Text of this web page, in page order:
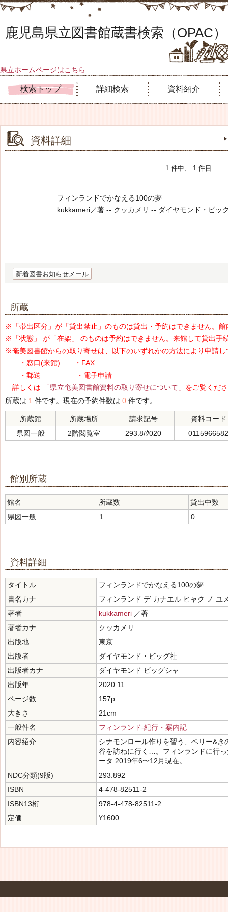
鹿児島県立図書館蔵書検索（OPAC）
県立ホームページはこちら
検索トップ 詳細検索 資料紹介
資料詳細
1 件中、 1 件目
フィンランドでかなえる100の夢
kukkameri／著 -- クッカメリ -- ダイヤモンド・ビッ
新着図書お知らせメール
所蔵
※「帯出区分」が「貸出禁止」のものは貸出・予約はできません。
※「状態」 が「在架」 のものは予約はできません。来館して貸出手
※奄美図書館からの取り寄せは、以下のいずれかの方法により申請し
・窓口(来館) ・FAX
・郵送 ・電子申請
詳しくは
「県立奄美図書館資料の取り寄せについて」 をご覧くだ
所蔵は 1 件です。現在の予約件数は 0 件です。
所蔵館 所蔵場所 請求記号
資料コード
県図一般
2階閲覧室 293.8/ｸ020 0115966582
館別所蔵
館名 所蔵数
貸出中数
県図一般
1 0
資料詳細
タイトル
フィンランドでかなえる100の夢
書名カナ
フィンランド デ カナエル ヒャク ノ ユ
著者
kukkameri ／著
著者カナ
クッカメリ
出版地
東京
出版者
ダイヤモンド・ビッグ社
出版者カナ
ダイヤモンド ビッグシャ
出版年
2020.11
ページ数
157p
大きさ
21cm
一般件名
フィンランド-紀行・案内記
内容紹介
シナモンロール作りを習う、ベリー&
谷を訪ねに行く…。フィンランドに行
ータ:2019年6〜12月現在。
NDC分類(9版)
293.892
ISBN
4-478-82511-2
ISBN13桁
978-4-478-82511-2
定価
¥1600